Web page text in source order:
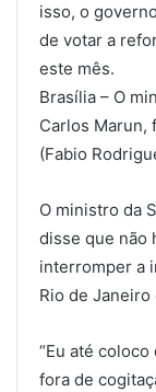
isso, o
de votar a
este mês.
Brasília – O
Carlos Marun,
(Fabio
O ministro da
disse que não
interromper a
Rio de
“Eu até
fora de